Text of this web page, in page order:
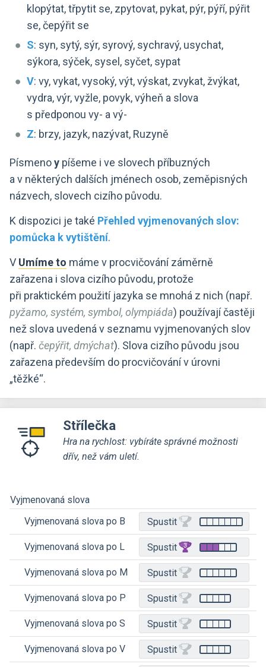
klopýtat, třpytit se, zpytovat, pykat, pýr, pýří, pýřit
se, čepýřit se
S: syn, sytý, sýr, syrový, sychravý, usychat,
sýkora, sýček, sysel, syčet, sypat
V: vy, vykat, vysoký, výt, výskat, zvykat, žvýkat,
vydra, výr, vyžle, povyk, výheň a slova
s předponou vy- a vý-
Z: brzy, jazyk, nazývat, Ruzyně
Písmenoy píšeme i ve slovech příbuzných
a v některých dalších jménech osob, zeměpisných
názvech, slovech cizího původu.
K dispozici je také Přehled vyjmenovaných slov:
pomůcka k vytištění.
V
máme v procvičování záměrně
zařazena i slova cizího původu, protože
při praktickém použití jazyka se mnohá z nich (např.
pyžamo, systém, symbol, olympiáda) používají častěji
než slova uvedená v seznamu vyjmenovaných slov
(např. čepýřit, dmýchat). Slova cizího původu jsou
zařazena především do procvičování v úrovni
„těžké“.
Střílečka
Hra na rychlost: vybíráte správné možnosti
dřív, než vám uletí.
Vyjmenovaná slova
Vyjmenovaná slova po B
Spustit
Vyjmenovaná slova po L Spustit
Vyjmenovaná slova po M Spustit
Vyjmenovaná slova po P Spustit
Vyjmenovaná slova po S Spustit
Vyjmenovaná slova po V Spustit